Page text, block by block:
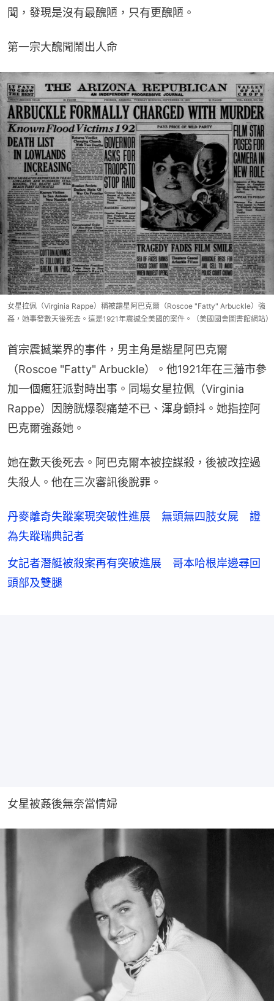
聞，發現是沒有最醜陋，只有更醜陋。
第一宗大醜聞鬧出人命
女星拉佩（Virginia Rappe）稱被諧星阿巴克爾（Roscoe "Fatty" Arbuckle）強
姦，她事發數天後死去。這是1921年震撼全美國的案件。（美國國會圖書館網站）
首宗震撼業界的事件，男主角是諧星阿巴克爾
（Roscoe "Fatty" Arbuckle）。他1921年在三藩市參
加一個瘋狂派對時出事。同場女星拉佩（Virginia
Rappe）因膀胱爆裂痛楚不已、渾身顫抖。她指控阿
巴克爾強姦她。
她在數天後死去。阿巴克爾本被控謀殺，後被改控過
失殺人。他在三次審訊後脫罪。
丹麥離奇失蹤案現突破性進展 無頭無四肢女屍 證
為失蹤瑞典記者
女記者潛艇被殺案再有突破進展 哥本哈根岸邊尋回
頭部及雙腿
女星被姦後無奈當情婦